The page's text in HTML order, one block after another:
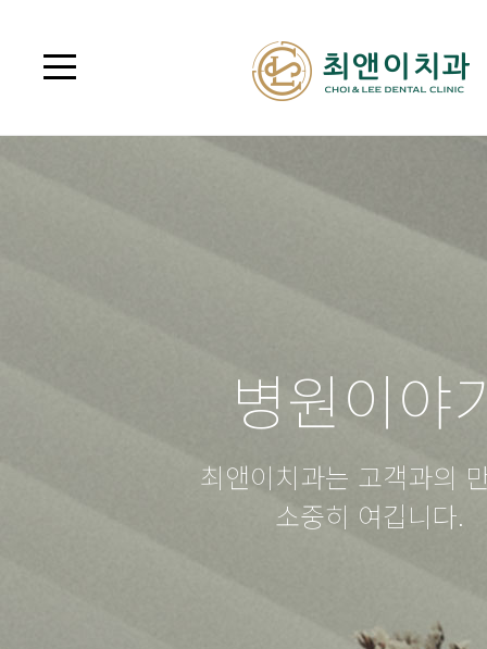
병원이야
최앤이치과는 고객과의
소중히 여깁니다.